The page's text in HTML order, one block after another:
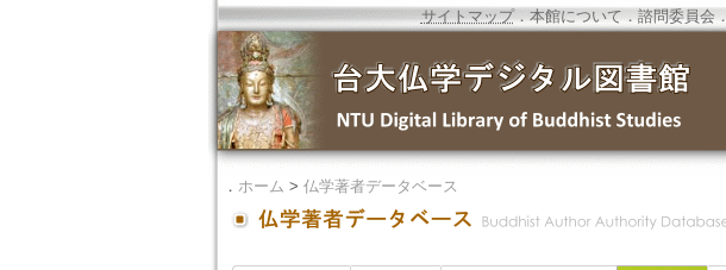
サイトマップ．本館について．諮問委員会．
． ホーム > 仏学著者データベース